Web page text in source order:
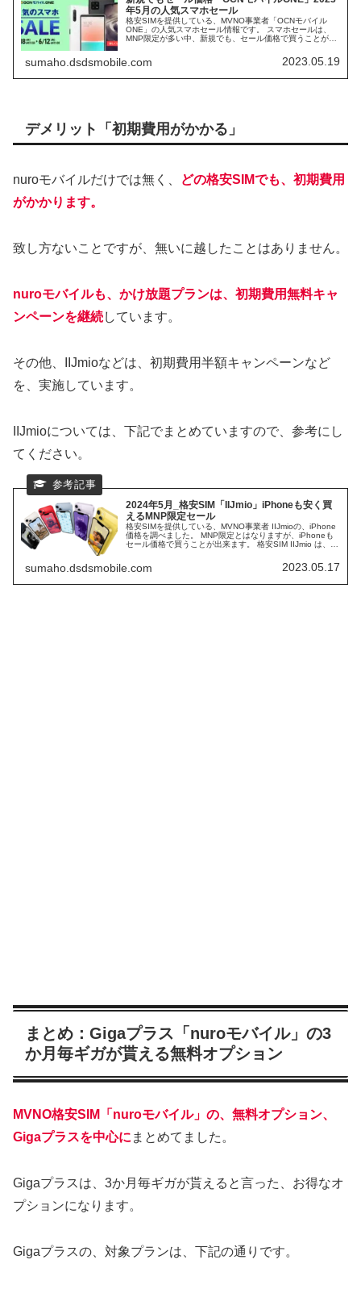
年5月の人気スマホセール
格安SIMを提供している、MVNO事業者「OCNモバイル
ONE」の人気スマホセール情報です。 スマホセールは、
MNP限定が多い中、新規でも、セール価格で買うことが出
sumaho.dsdsmobile.com 2023.05.19
デメリット「初期費用がかかる」
nuroモバイルだけでは無く、
どの格安SIMでも、初期費用
がかかります。
致し方ないことですが、無いに越したことはありません。
nuroモバイルも、かけ放題プランは、初期費用無料キャ
ンペーンを継続しています。
その他、IIJmioなどは、初期費用半額キャンペーンなど
を、実施しています。
IIJmioについては、下記でまとめていますので、参考にし
てください。
2024年5月_格安SIM「IIJmio」iPhoneも安く買
えるMNP限定セール
格安SIMを提供している、MVNO事業者 IIJmioの、iPhone
価格を調べました。 MNP限定とはなりますが、iPhoneも
セール価格で買うことが出来ます。 格安SIM IIJmio は、通
sumaho.dsdsmobile.com 2023.05.17
まとめ：Gigaプラス「nuroモバイル」の3
か月毎ギガが貰える無料オプション
MVNO格安SIM「nuroモバイル」の、無料オプション、
Gigaプラスを中心に まとめてました。
Gigaプラスは、3か月毎ギガが貰えると言った、お得なオ
プションになります。
Gigaプラスの、対象プランは、下記の通りです。